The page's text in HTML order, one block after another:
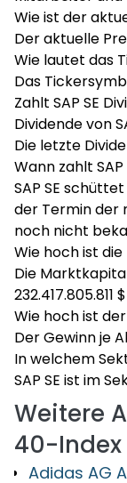
Wie ist der
Der aktuelle
Wie lautet das
Das
Zahlt SAP SE
Dividende von
Die letzte
Wann zahlt
SAP SE
der Termin der
noch nicht
Wie hoch ist
Die
232.417.805.811
Wie hoch ist der
Der Gewinn je
In welchem
SAP SE ist im
Weitere
40-Index
Adidas AG